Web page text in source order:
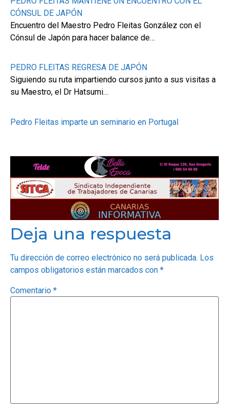
CÓNSUL DE JAPÓN
Encuentro del Maestro Pedro Fleitas González con el
Cónsul de Japón para hacer balance de…
PEDRO FLEITAS REGRESA DE JAPÓN
Siguiendo su ruta impartiendo cursos junto a sus visitas a
su Maestro, el Dr Hatsumi…
Pedro Fleitas imparte un seminario en Portugal
Deja una respuesta
Tu dirección de correo electrónico no será publicada. Los
campos obligatorios están marcados con *
Comentario *